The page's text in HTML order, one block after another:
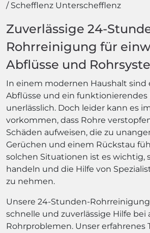
Schefflenz Unterschefflenz
Zuverlässige 24-
Rohrreinigung für
Abflüsse und
In einem modernen Haushalt sind
Abflüsse und ein funktionierendes
unerlässlich. Doch leider kann es
vorkommen, dass Rohre
Schäden aufweisen, die zu
Gerüchen und einem Rückstau
solchen Situationen ist es wichtig,
handeln und die Hilfe von
zu nehmen.
Unsere 24-Stunden-
schnelle und zuverlässige Hilfe bei
Rohrproblemen. Unser erfahrenes